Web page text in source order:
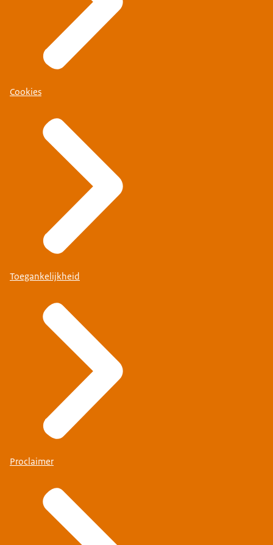
Cookies
Toegankelijkheid
Proclaimer